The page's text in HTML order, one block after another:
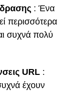
: Ένα
περισσότερα
συχνά πολύ
URL :
έχουν